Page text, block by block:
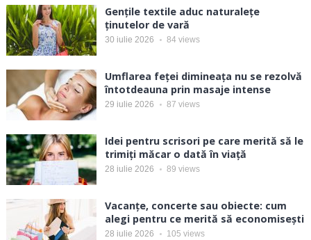
Gențile textile aduc naturalețe
ținutelor de vară
30 iulie 2026 84 views
Umflarea feței dimineața nu se rezolvă
întotdeauna prin masaje intense
29 iulie 2026 87 views
Idei pentru scrisori pe care merită să le
trimiți măcar o dată în viață
28 iulie 2026 89 views
Vacanțe, concerte sau obiecte: cum
alegi pentru ce merită să economisești
28 iulie 2026 105 views